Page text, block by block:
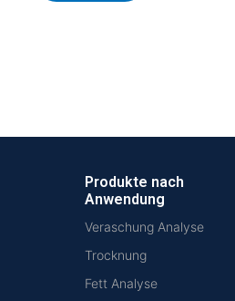
Produkte nach
Anwendung
Veraschung Analyse
Trocknung
Fett Analyse